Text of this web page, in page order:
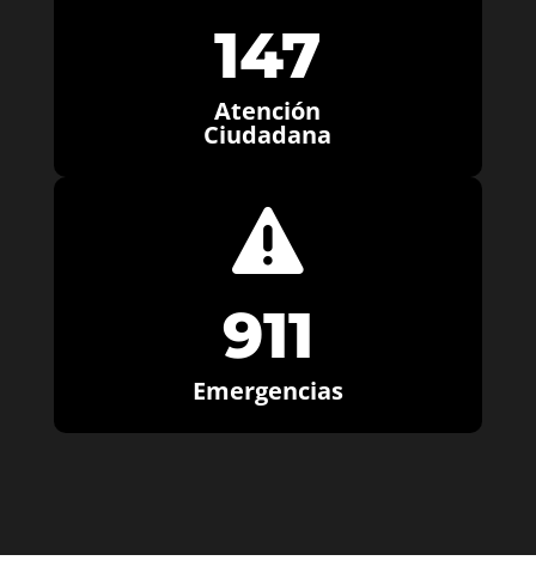
147
Atención
Ciudadana

911
Emergencias